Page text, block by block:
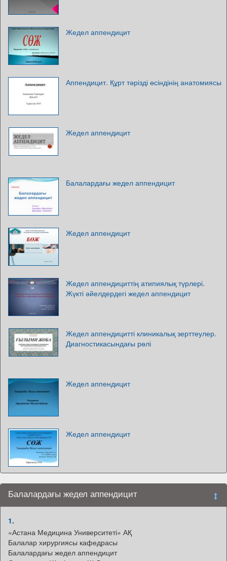
Жедел аппендицит
Аппендицит. Құрт тәрізді өсіндінің анатомиясы
Жедел аппендицит
Балалардағы жедел аппендицит
Жедел аппендицит
Жедел аппендициттің атипиялық түрлері.
Жүкті әйелдердегі жедел аппендицит
Жедел аппендицитті клиникалық зерттеулер.
Диагностикасындағы рөлі
Жедел аппендицит
Жедел аппендицит
Балалардағы жедел аппендицит
1.
«Астана Медицина Университеті» АҚ
Балалар хирургиясы кафедрасы
Балалардағы жедел аппендицит